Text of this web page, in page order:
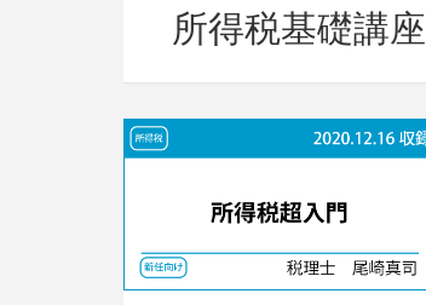
所得税基礎講座